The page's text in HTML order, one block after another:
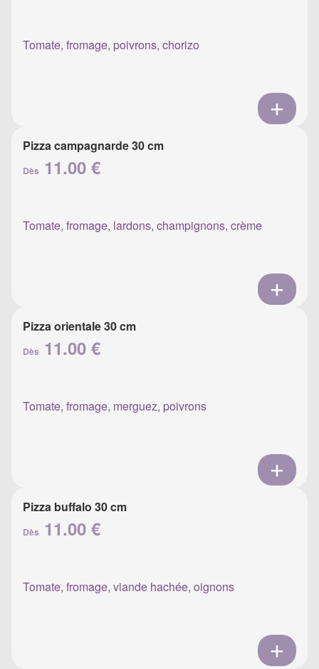
Tomate, fromage, poivrons, chorizo
Pizza campagnarde 30 cm
Dès 11.00 €
Tomate, fromage, lardons, champignons, crème
Pizza orientale 30 cm
Dès 11.00 €
Tomate, fromage, merguez, poivrons
Pizza buffalo 30 cm
Dès 11.00 €
Tomate, fromage, viande hachée, oignons